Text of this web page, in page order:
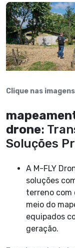
Clique nas
drone:
Soluções
A M-FLY Drones é uma empresa especializada em
soluções
terreno com
meio do
equipados
geração.